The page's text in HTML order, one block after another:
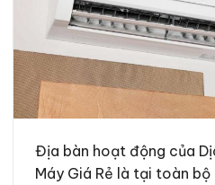
Địa bàn hoạt động của
Máy Giá Rẻ là tại toàn bộ